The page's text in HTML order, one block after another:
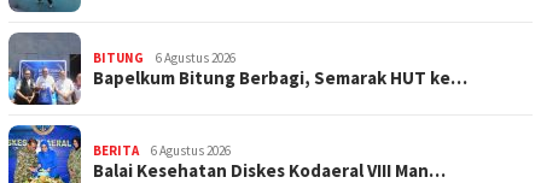
BITUNG 6 Agustus 2026
‎Bapelkum Bitung Berbagi, Semarak HUT ke…
BERITA 6 Agustus 2026
Balai Kesehatan Diskes Kodaeral VIII Man…